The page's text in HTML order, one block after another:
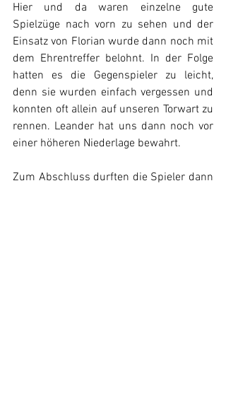
Hier und da waren einzelne gute
Spielzüge nach vorn zu sehen und der
Einsatz von Florian wurde dann noch mit
dem Ehrentreffer belohnt. In der Folge
hatten es die Gegenspieler zu leicht,
denn sie wurden einfach vergessen und
konnten oft allein auf unseren Torwart zu
rennen. Leander hat uns dann noch vor
einer höheren Niederlage bewahrt.
Zum Abschluss durften die Spieler dann